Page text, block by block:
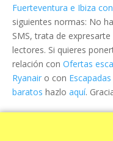
Fuerteventura e Ibiza
siguientes normas: No
SMS, trata de
lectores. Si quieres
relación con Ofertas
Ryanair o con
baratos hazlo aquí.